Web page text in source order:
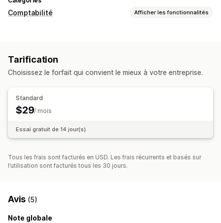
Comptabilité Afficher les fonctionnalités
Synchronisation automatique des données
Résumé des ventes quotidiennes
Tarification
Choisissez le forfait qui convient le mieux à votre entreprise.
Standard
$29/ mois
Essai gratuit de 14 jour(s)
Tous les frais sont facturés en USD. Les frais récurrents et basés sur
l’utilisation sont facturés tous les 30 jours.
Avis (5)
Note globale